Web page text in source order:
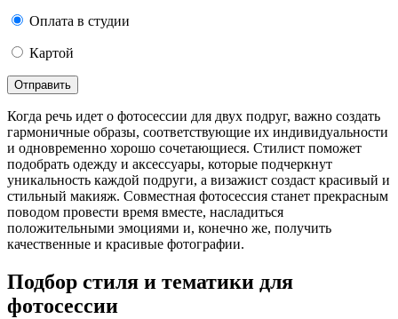
Оплата в студии
Картой
Отправить
Когда речь идет о фотосессии для двух подруг, важно создать
гармоничные образы, соответствующие их индивидуальности
и одновременно хорошо сочетающиеся. Стилист поможет
подобрать одежду и аксессуары, которые подчеркнут
уникальность каждой подруги, а визажист создаст красивый и
стильный макияж. Совместная фотосессия станет прекрасным
поводом провести время вместе, насладиться
положительными эмоциями и, конечно же, получить
качественные и красивые фотографии.
Подбор стиля и тематики для
фотосессии